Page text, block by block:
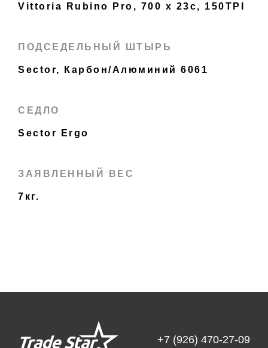
Vittoria Rubino Pro, 700 x 23c, 150TPI
ПОДСЕДЕЛЬНЫЙ ШТЫРЬ
Sector, Карбон/Алюминий 6061
СЕДЛО
Sector Ergo
ЗАЯВЛЕННЫЙ ВЕС
7кг.
+7 (926) 470-27-09